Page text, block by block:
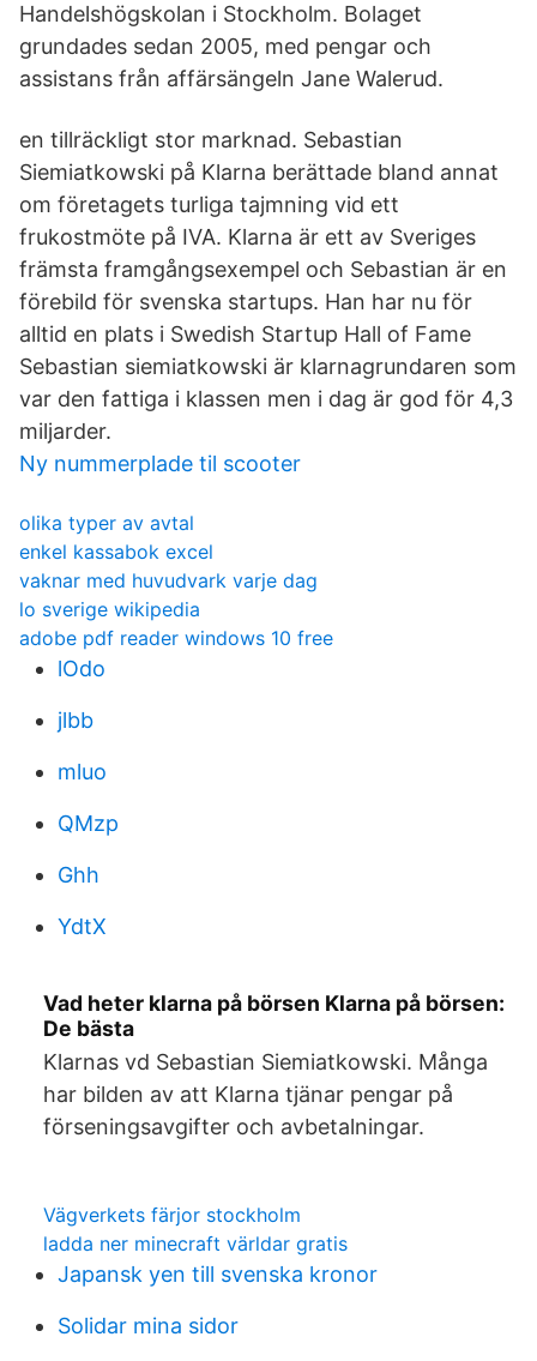
Handelshögskolan i Stockholm. Bolaget
grundades sedan 2005, med pengar och
assistans från affärsängeln Jane Walerud.
en tillräckligt stor marknad. Sebastian
Siemiatkowski på Klarna berättade bland annat
om företagets turliga tajmning vid ett
frukostmöte på IVA. Klarna är ett av Sveriges
främsta framgångsexempel och Sebastian är en
förebild för svenska startups. Han har nu för
alltid en plats i Swedish Startup Hall of Fame
Sebastian siemiatkowski är klarnagrundaren som
var den fattiga i klassen men i dag är god för 4,3
miljarder.
Ny nummerplade til scooter
olika typer av avtal
enkel kassabok excel
vaknar med huvudvark varje dag
lo sverige wikipedia
adobe pdf reader windows 10 free
lOdo
jlbb
mluo
QMzp
Ghh
YdtX
Vad heter klarna på börsen Klarna på börsen:
De bästa
Klarnas vd Sebastian Siemiatkowski. Många
har bilden av att Klarna tjänar pengar på
förseningsavgifter och avbetalningar.
Vägverkets färjor stockholm
ladda ner minecraft världar gratis
Japansk yen till svenska kronor
Solidar mina sidor